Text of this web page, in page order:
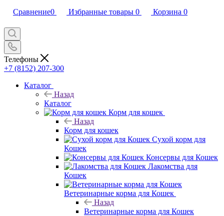
Сравнение0 Избранные товары 0 Корзина 0
Телефоны
+7 (8152) 207-300
Каталог
Назад
Каталог
Корм для кошек
Назад
Корм для кошек
Сухой корм для
Кошек
Консервы для Кошек
Лакомства для
Кошек
Ветеринарные корма для Кошек
Назад
Ветеринарные корма для Кошек